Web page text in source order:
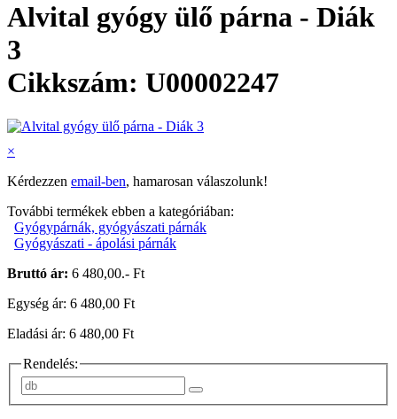
Alvital gyógy ülő párna - Diák
3
Cikkszám: U00002247
×
Kérdezzen email-ben, hamarosan válaszolunk!
További termékek ebben a kategóriában:
Gyógypárnák, gyógyászati párnák
Gyógyászati - ápolási párnák
Bruttó ár: 6 480,00.- Ft
Egység ár: 6 480,00 Ft
Eladási ár: 6 480,00 Ft
Rendelés: